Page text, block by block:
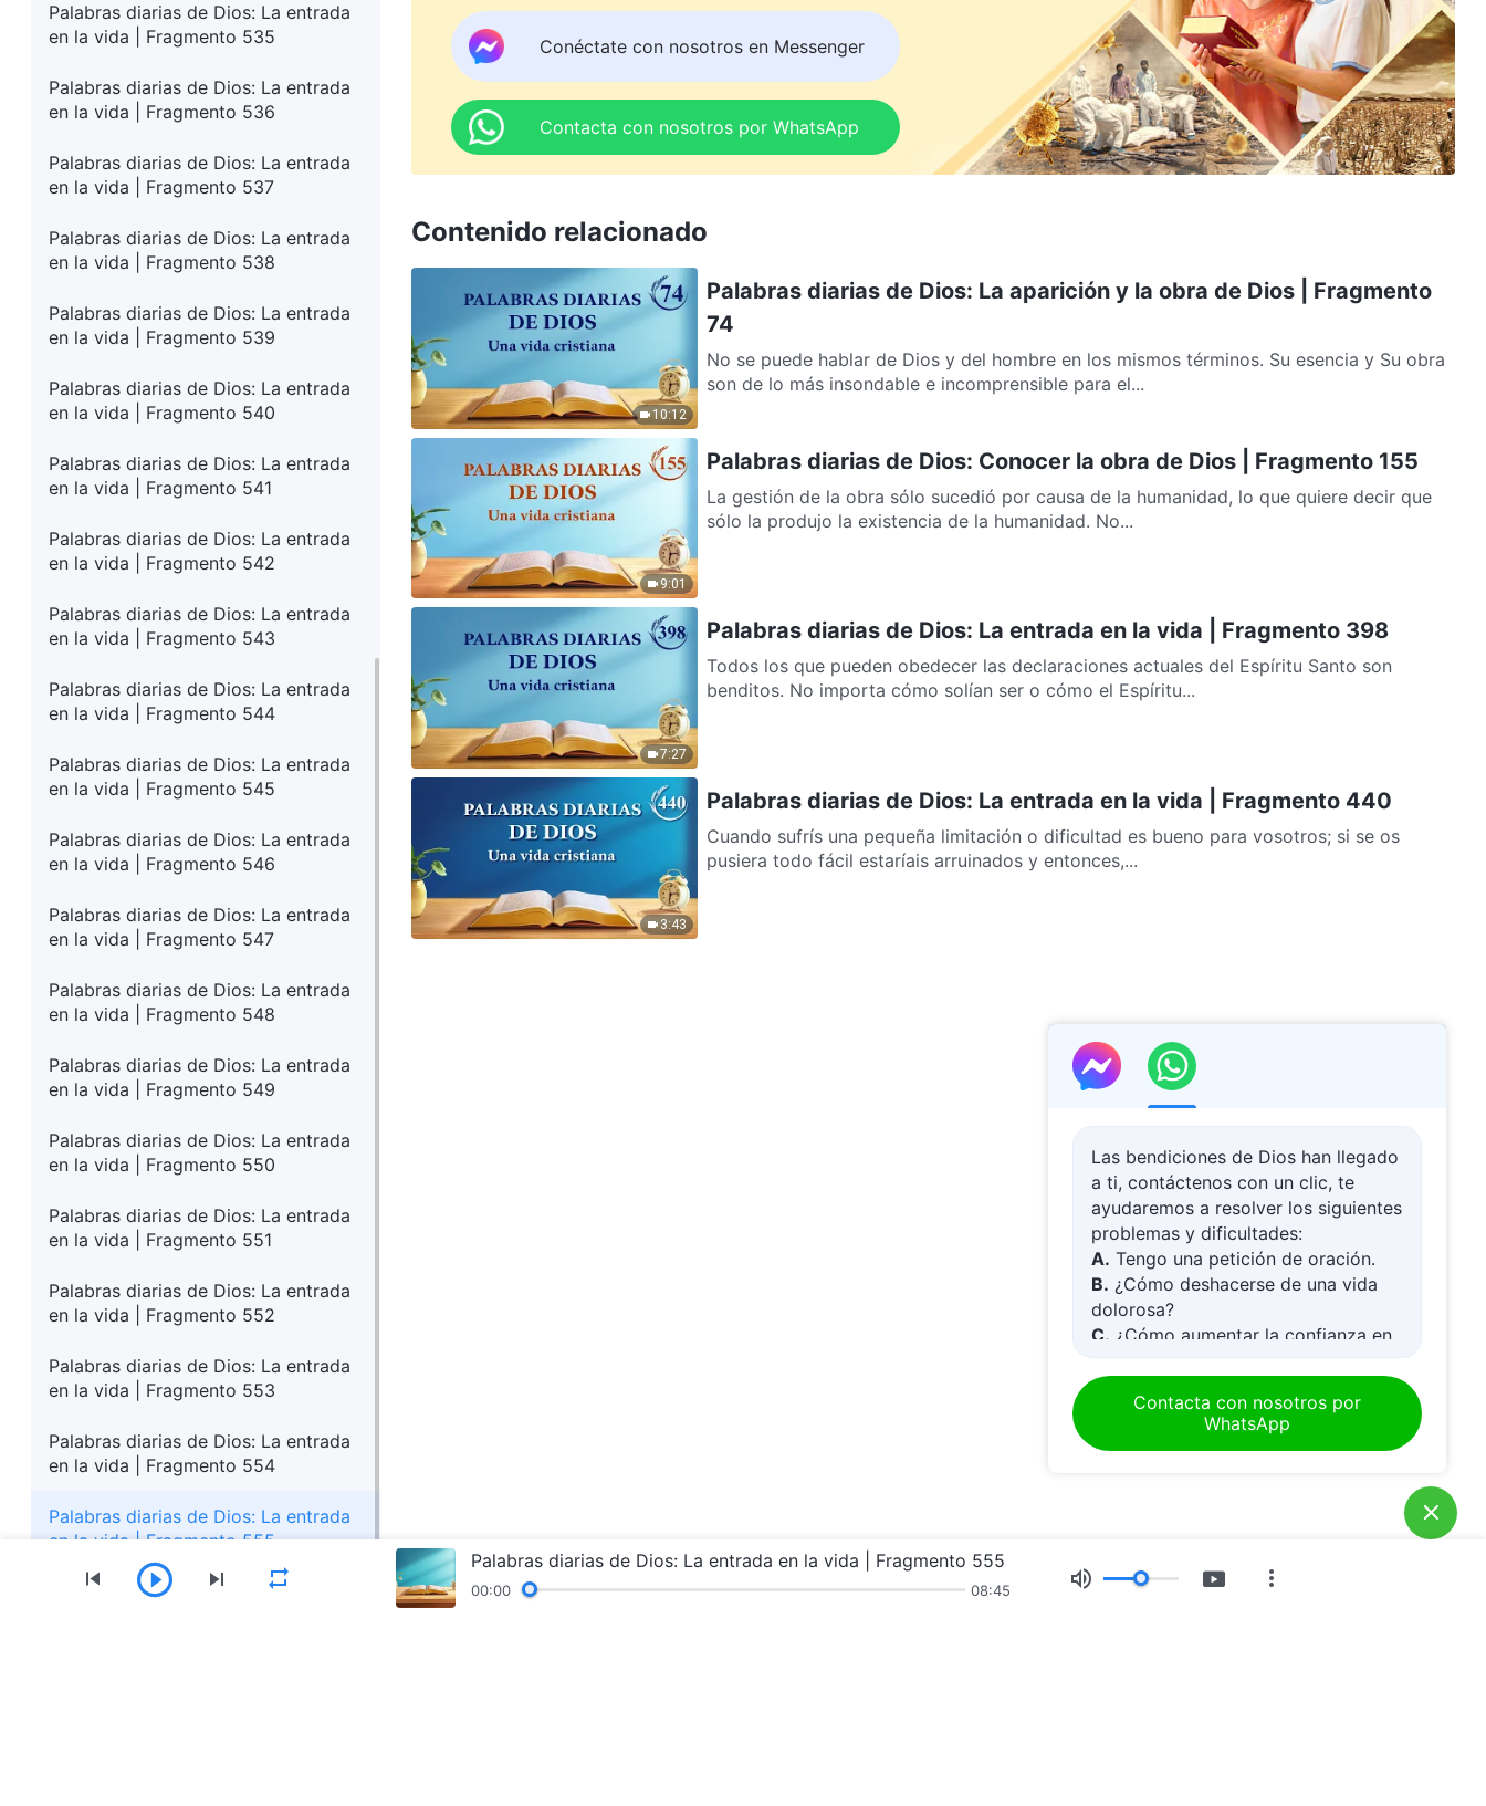
Palabras diarias de Dios: La entrada
en la vida | Fragmento 535
Palabras diarias de Dios: La entrada
en la vida | Fragmento 536
Palabras diarias de Dios: La entrada
en la vida | Fragmento 537
Palabras diarias de Dios: La entrada
en la vida | Fragmento 538
Palabras diarias de Dios: La entrada
en la vida | Fragmento 539
Palabras diarias de Dios: La entrada
en la vida | Fragmento 540
Palabras diarias de Dios: La entrada
en la vida | Fragmento 541
Palabras diarias de Dios: La entrada
en la vida | Fragmento 542
Palabras diarias de Dios: La entrada
en la vida | Fragmento 543
Palabras diarias de Dios: La entrada
en la vida | Fragmento 544
Palabras diarias de Dios: La entrada
en la vida | Fragmento 545
Palabras diarias de Dios: La entrada
en la vida | Fragmento 546
Palabras diarias de Dios: La entrada
en la vida | Fragmento 547
Palabras diarias de Dios: La entrada
en la vida | Fragmento 548
Palabras diarias de Dios: La entrada
en la vida | Fragmento 549
Palabras diarias de Dios: La entrada
en la vida | Fragmento 550
Palabras diarias de Dios: La entrada
en la vida | Fragmento 551
Palabras diarias de Dios: La entrada
en la vida | Fragmento 552
Palabras diarias de Dios: La entrada
en la vida | Fragmento 553
Palabras diarias de Dios: La entrada
en la vida | Fragmento 554
Palabras diarias de Dios: La entrada
en la vida | Fragmento 555
Conéctate con nosotros en Messenger
Contacta con nosotros por WhatsApp
Contenido relacionado
10:12
Palabras diarias de Dios: La aparición y la obra de Dios | Fragmento
74
No se puede hablar de Dios y del hombre en los mismos términos. Su esencia y Su obra
son de lo más insondable e incomprensible para el...
9:01
Palabras diarias de Dios: Conocer la obra de Dios | Fragmento 155
La gestión de la obra sólo sucedió por causa de la humanidad, lo que quiere decir que
sólo la produjo la existencia de la humanidad. No...
7:27
Palabras diarias de Dios: La entrada en la vida | Fragmento 398
Todos los que pueden obedecer las declaraciones actuales del Espíritu Santo son
benditos. No importa cómo solían ser o cómo el Espíritu...
3:43
Palabras diarias de Dios: La entrada en la vida | Fragmento 440
Cuando sufrís una pequeña limitación o dificultad es bueno para vosotros; si se os
pusiera todo fácil estaríais arruinados y entonces,...
Las bendiciones de Dios han llegado
a ti, contáctenos con un clic, te
ayudaremos a resolver los siguientes
problemas y dificultades:
A. Tengo una petición de oración.
B. ¿Cómo deshacerse de una vida
dolorosa?
C. ¿Cómo aumentar la confianza en
D.
acercarse a Dios
¿Cómo acoger al Señor Jesús?
Contacta con nosotros por
WhatsApp
Palabras diarias de Dios: La entrada en la vida | Fragmento 555
00:00 08:45